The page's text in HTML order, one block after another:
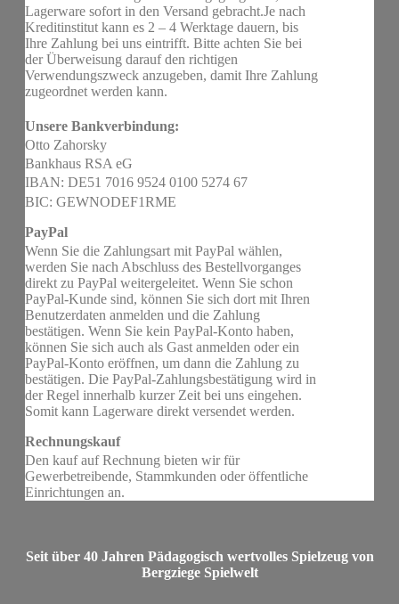
Lagerware sofort in den Versand gebracht.Je nach
Kreditinstitut kann es 2 – 4 Werktage dauern, bis
Ihre Zahlung bei uns eintrifft. Bitte achten Sie bei
der Überweisung darauf den richtigen
Verwendungszweck anzugeben, damit Ihre Zahlung
zugeordnet werden kann.
Unsere Bankverbindung:
Otto Zahorsky
Bankhaus RSA eG
IBAN: DE51 7016 9524 0100 5274 67
BIC: GEWNODEF1RME
PayPal
Wenn Sie die Zahlungsart mit PayPal wählen,
werden Sie nach Abschluss des Bestellvorganges
direkt zu PayPal weitergeleitet. Wenn Sie schon
PayPal-Kunde sind, können Sie sich dort mit Ihren
Benutzerdaten anmelden und die Zahlung
bestätigen. Wenn Sie kein PayPal-Konto haben,
können Sie sich auch als Gast anmelden oder ein
PayPal-Konto eröffnen, um dann die Zahlung zu
bestätigen. Die PayPal-Zahlungsbestätigung wird in
der Regel innerhalb kurzer Zeit bei uns eingehen.
Somit kann Lagerware direkt versendet werden.
Rechnungskauf
Den kauf auf Rechnung bieten wir für
Gewerbetreibende, Stammkunden oder öffentliche
Einrichtungen an.
Seit über 40 Jahren Pädagogisch wertvolles Spielzeug von
Bergziege Spielwelt